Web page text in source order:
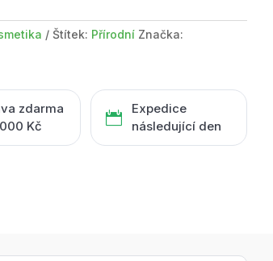
Štítek: Přírodní Značka:
zdarma
Kč

Expedice
následující den